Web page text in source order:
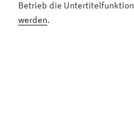
Betrieb die Untertitelfunktion
werden.